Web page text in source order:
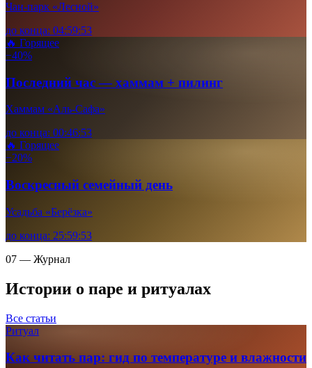
Чан-парк «Лесной»
до конца: 04:59:52
🔥 Горящее
−40%
Последний час — хаммам + пилинг
Хаммам «Аль-Сафа»
до конца: 00:46:52
🔥 Горящее
−20%
Воскресный семейный день
Усадьба «Берёзка»
до конца: 25:59:52
07 — Журнал
Истории о паре и ритуалах
Все статьи
Ритуал
Как читать пар: гид по температуре и влажности